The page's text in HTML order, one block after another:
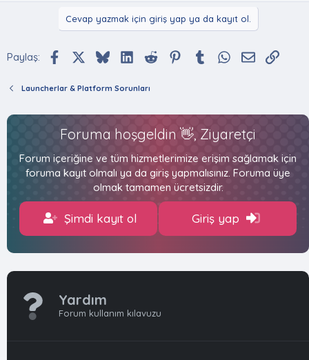
Cevap yazmak için giriş yap ya da kayıt ol.
Paylaş: FacebookX (Twitter)
BlueskyLinkedIn
Reddit Pinterest
TumblrWhatsApp
E-posta
Launcherlar & Platform Sorunları
Foruma hoşgeldin 👋, Ziyaretçi
Forum içeriğine ve tüm hizmetlerimize erişim sağlamak için
foruma kayıt olmalı ya da giriş yapmalısınız. Foruma üye
olmak tamamen ücretsizdir.
Şimdi kayıt ol Giriş yap
Yardım
Forum kullanım kılavuzu